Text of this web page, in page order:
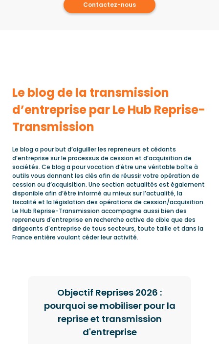
Contactez-nous
Le blog de la transmission
d’entreprise par Le Hub Reprise-
Transmission
Le blog a pour but d’aiguiller les repreneurs et cédants
d’entreprise sur le processus de cession et d’acquisition de
sociétés. Ce blog a pour vocation d’être une véritable boîte à
outils vous donnant les clés afin de réussir votre opération de
cession ou d’acquisition. Une section actualités est également
disponible afin d’être informé au mieux sur l’actualité, la
fiscalité et la législation des opérations de cession/acquisition.
Le Hub Reprise-Transmission accompagne aussi bien des
repreneurs d'entreprise en recherche active de cible que des
dirigeants d'entreprise de tous secteurs, toute taille et dans la
France entière voulant céder leur activité.
Objectif Reprises 2026 :
pourquoi se mobiliser pour la
reprise et transmission
d'entreprise